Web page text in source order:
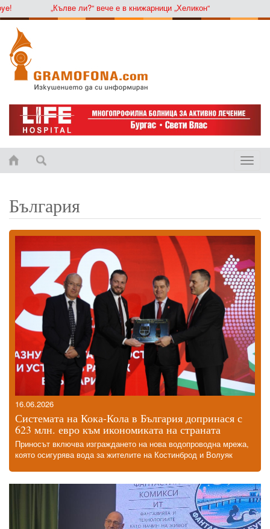
„Кълве ли?“ вече е в книжарници „Хеликон“
Toggle
България
16.06.2026
Системата на Кока-Кола в България допринася с
623 млн. евро към икономиката на страната
Приносът включва изграждането на нова водопроводна мрежа,
която осигурява вода за жителите на Костинброд и Волуяк